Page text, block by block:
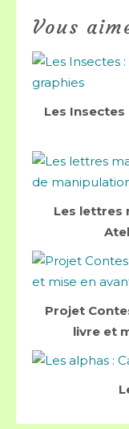
Vous
Les
Les lettres
Projet
livre et